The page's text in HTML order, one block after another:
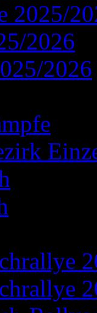
2025/
2026
2026